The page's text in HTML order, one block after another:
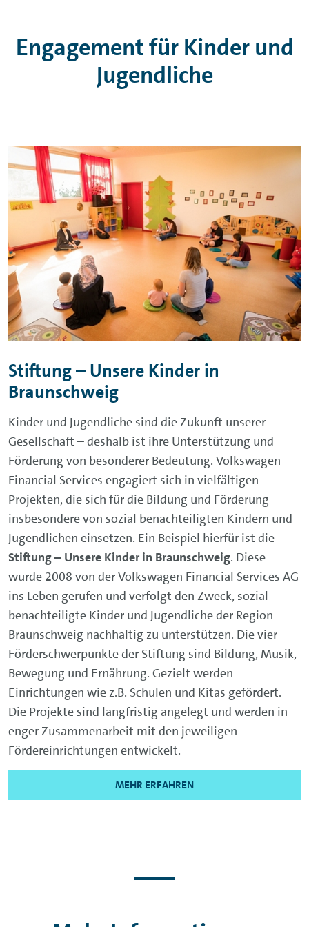
Engagement für Kinder und
Jugendliche
Stiftung – Unsere Kinder in
Braunschweig
Kinder und Jugendliche sind die Zukunft unserer
Gesellschaft – deshalb ist ihre Unterstützung und
Förderung von besonderer Bedeutung. Volkswagen
Financial Services engagiert sich in vielfältigen
Projekten, die sich für die Bildung und Förderung
insbesondere von sozial benachteiligten Kindern und
Jugendlichen einsetzen. Ein Beispiel hierfür ist die
Stiftung – Unsere Kinder in Braunschweig. Diese
wurde 2008 von der Volkswagen Financial Services AG
ins Leben gerufen und verfolgt den Zweck, sozial
benachteiligte Kinder und Jugendliche der Region
Braunschweig nachhaltig zu unterstützen. Die vier
Förderschwerpunkte der Stiftung sind Bildung, Musik,
Bewegung und Ernährung. Gezielt werden
Einrichtungen wie z.B. Schulen und Kitas gefördert.
Die Projekte sind langfristig angelegt und werden in
enger Zusammenarbeit mit den jeweiligen
Fördereinrichtungen entwickelt.
MEHR ERFAHREN